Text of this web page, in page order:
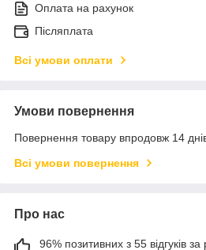
Оплата на рахунок
Післяплата
Всі умови оплати
Умови повернення
Повернення товару впродовж 14
Всі умови повернення
Про нас
96% позитивних з 55 відгуків за